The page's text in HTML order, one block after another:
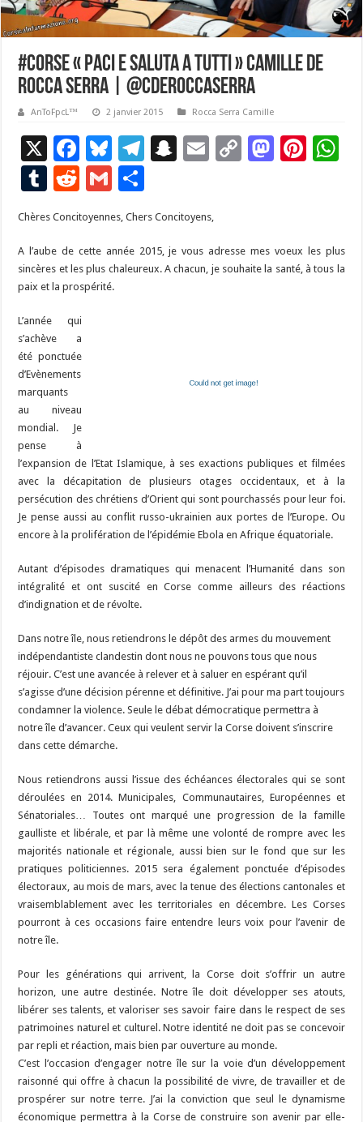
#Corse « Paci e Saluta a tutti » Camille de
Rocca Serra | @CDeRoccaSerra
AnToFpcL™ 2 janvier 2015 Rocca Serra Camille
X
F
ac
e
b
o
o
Bl
u
es
ky
T
gr
a
m
S
p
c
h
E
l
C
Li
n
M
o
n
Pi
t
p
p
T
m
bl
r
R
d
di
t
G
m
ai
l
ta
g
er
Chères Concitoyennes, Chers Concitoyens,
A l’aube de cette année 2015, je vous adresse mes voeux les plus
sincères et les plus chaleureux. A chacun, je souhaite la santé, à tous la
paix et la prospérité.
L’année qui
s’achève a
été ponctuée
d’Evènements
marquants
au niveau
mondial. Je
pense à
l’expansion de l’Etat Islamique, à ses exactions publiques et filmées
avec la décapitation de plusieurs otages occidentaux, et à la
persécution des chrétiens d’Orient qui sont pourchassés pour leur foi.
Je pense aussi au conflit russo-ukrainien aux portes de l’Europe. Ou
encore à la prolifération de l’épidémie Ebola en Afrique équatoriale.
Autant d’épisodes dramatiques qui menacent l’Humanité dans son
intégralité et ont suscité en Corse comme ailleurs des réactions
d’indignation et de révolte.
Dans notre île, nous retiendrons le dépôt des armes du mouvement
indépendantiste clandestin dont nous ne pouvons tous que nous
réjouir. C’est une avancée à relever et à saluer en espérant qu’il
s’agisse d’une décision pérenne et définitive. J’ai pour ma part toujours
condamner la violence. Seule le débat démocratique permettra à
notre île d’avancer. Ceux qui veulent servir la Corse doivent s’inscrire
dans cette démarche.
Nous retiendrons aussi l’issue des échéances électorales qui se sont
déroulées en 2014. Municipales, Communautaires, Européennes et
Sénatoriales… Toutes ont marqué une progression de la famille
gaulliste et libérale, et par là même une volonté de rompre avec les
majorités nationale et régionale, aussi bien sur le fond que sur les
pratiques politiciennes. 2015 sera également ponctuée d’épisodes
électoraux, au mois de mars, avec la tenue des élections cantonales et
vraisemblablement avec les territoriales en décembre. Les Corses
pourront à ces occasions faire entendre leurs voix pour l’avenir de
notre île.
Pour les générations qui arrivent, la Corse doit s’offrir un autre
horizon, une autre destinée. Notre île doit développer ses atouts,
libérer ses talents, et valoriser ses savoir faire dans le respect de ses
patrimoines naturel et culturel. Notre identité ne doit pas se concevoir
par repli et réaction, mais bien par ouverture au monde.
C’est l’occasion d’engager notre île sur la voie d’un développement
raisonné qui offre à chacun la possibilité de vivre, de travailler et de
prospérer sur notre terre. J’ai la conviction que seul le dynamisme
économique permettra à la Corse de construire son avenir par elle-